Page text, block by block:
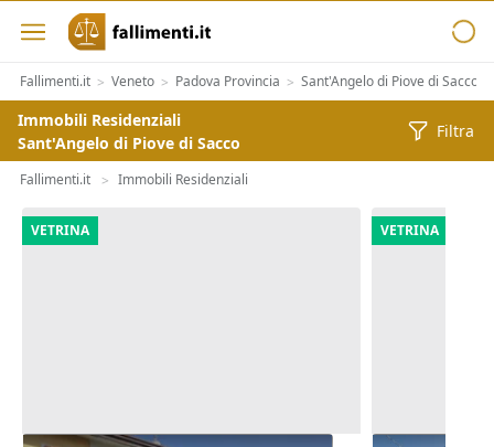
Fallimenti.it > Veneto > Padova Provincia > Sant'Angelo di Piove di Sacco
Immobili Residenziali
Sant'Angelo di Piove di Sacco
Filtra
Fallimenti.it > Immobili Residenziali
VETRINA VETRINA